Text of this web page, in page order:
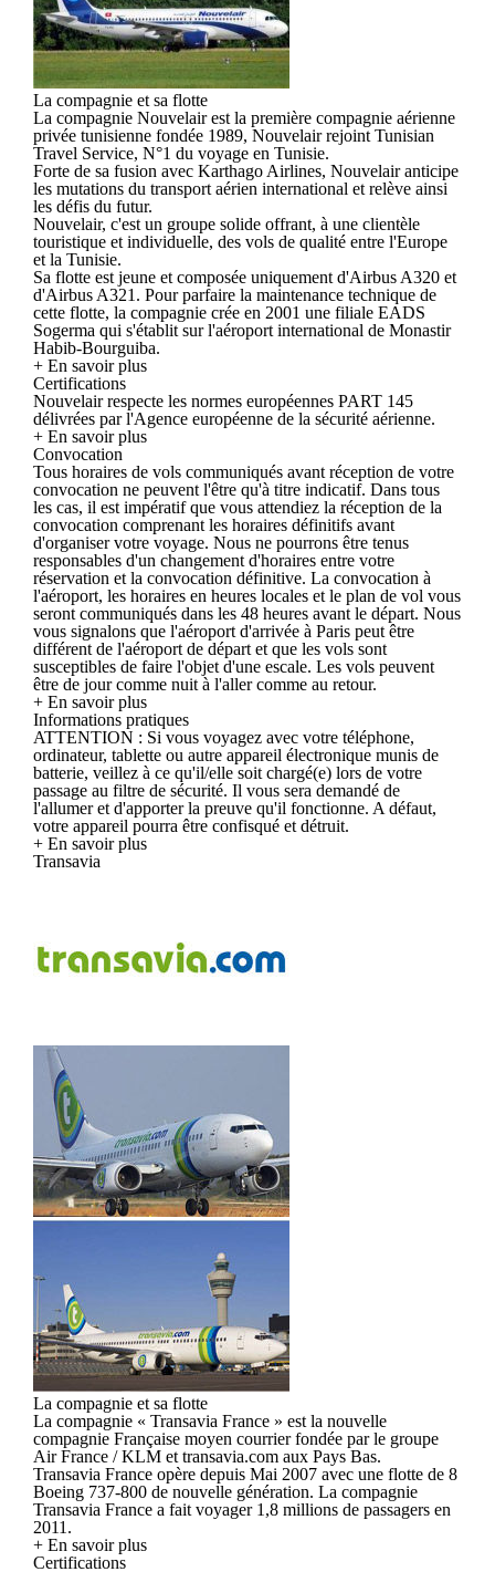
La compagnie et sa flotte
La compagnie Nouvelair est la première compagnie aérienne
privée tunisienne fondée 1989, Nouvelair rejoint Tunisian
Travel Service, N°1 du voyage en Tunisie.
Forte de sa fusion avec Karthago Airlines, Nouvelair anticipe
les mutations du transport aérien international et relève ainsi
les défis du futur.
Nouvelair, c'est un groupe solide offrant, à une clientèle
touristique et individuelle, des vols de qualité entre l'Europe
et la Tunisie.
Sa flotte est jeune et composée uniquement d'Airbus A320 et
d'Airbus A321. Pour parfaire la maintenance technique de
cette flotte, la compagnie crée en 2001 une filiale EADS
Sogerma qui s'établit sur l'aéroport international de Monastir
Habib-Bourguiba.
+ En savoir plus
Certifications
Nouvelair respecte les normes européennes PART 145
délivrées par l'Agence européenne de la sécurité aérienne.
+ En savoir plus
Convocation
Tous horaires de vols communiqués avant réception de votre
convocation ne peuvent l'être qu'à titre indicatif. Dans tous
les cas, il est impératif que vous attendiez la réception de la
convocation comprenant les horaires définitifs avant
d'organiser votre voyage. Nous ne pourrons être tenus
responsables d'un changement d'horaires entre votre
réservation et la convocation définitive. La convocation à
l'aéroport, les horaires en heures locales et le plan de vol vous
seront communiqués dans les 48 heures avant le départ. Nous
vous signalons que l'aéroport d'arrivée à Paris peut être
différent de l'aéroport de départ et que les vols sont
susceptibles de faire l'objet d'une escale. Les vols peuvent
être de jour comme nuit à l'aller comme au retour.
+ En savoir plus
Informations pratiques
ATTENTION : Si vous voyagez avec votre téléphone,
ordinateur, tablette ou autre appareil électronique munis de
batterie, veillez à ce qu'il/elle soit chargé(e) lors de votre
passage au filtre de sécurité. Il vous sera demandé de
l'allumer et d'apporter la preuve qu'il fonctionne. A défaut,
votre appareil pourra être confisqué et détruit.
+ En savoir plus
Transavia
La compagnie et sa flotte
La compagnie « Transavia France » est la nouvelle
compagnie Française moyen courrier fondée par le groupe
Air France / KLM et transavia.com aux Pays Bas.
Transavia France opère depuis Mai 2007 avec une flotte de 8
Boeing 737-800 de nouvelle génération. La compagnie
Transavia France a fait voyager 1,8 millions de passagers en
2011.
+ En savoir plus
Certifications